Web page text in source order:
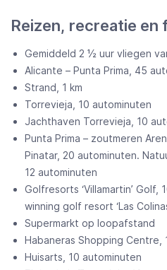
Reizen, recreatie en
Gemiddeld 2 ½ uur vliegen
Alicante – Punta Prima, 45
Strand, 1 km
Torrevieja, 10 autominuten
Jachthaven Torrevieja, 10
Punta Prima – zoutmeren
Pinatar, 20 autominuten.
12 autominuten
Golfresorts ‘Villamartin’ Golf,
winning golf resort ‘Las
Supermarkt op loopafstand
Habaneras Shopping Centre,
Huisarts, 10 autominuten